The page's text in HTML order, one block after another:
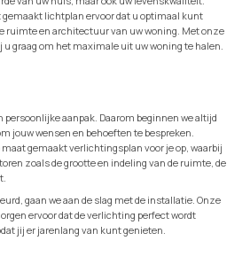
gemaakt lichtplan ervoor dat u optimaal kunt
ruimte en architectuur van uw woning. Met onze
graag om het maximale uit uw woning te halen.
persoonlijke aanpak. Daarom beginnen we altijd
jouw wensen en behoeften te bespreken.
gemaakt verlichtingsplan voor je op, waarbij
zoals de grootte en indeling van de ruimte, de
gaan we aan de slag met de installatie. Onze
ervoor dat de verlichting perfect wordt
jij er jarenlang van kunt genieten.